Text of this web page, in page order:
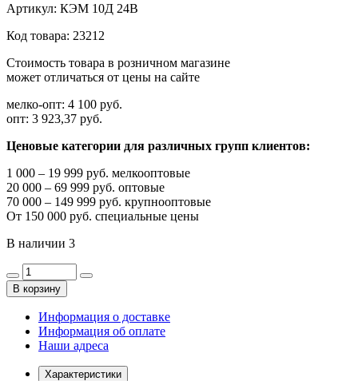
Артикул: КЭМ 10Д 24В
Код товара: 23212
Стоимость товара в розничном магазине
может отличаться от цены на сайте
мелко-опт: 4 100 руб.
опт: 3 923,37 руб.
Ценовые категории для различных групп клиентов:
1 000 – 19 999 руб. мелкооптовые
20 000 – 69 999 руб. оптовые
70 000 – 149 999 руб. крупнооптовые
От 150 000 руб. специальные цены
В наличии 3
В корзину
Информация о доставке
Информация об оплате
Наши адреса
Характеристики